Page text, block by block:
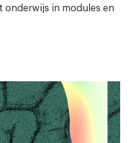
onderwijs in modules en